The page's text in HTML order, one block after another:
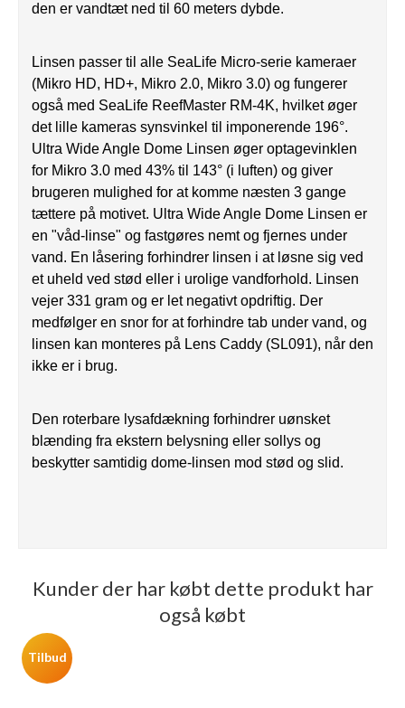
den er vandtæt ned til 60 meters dybde.
Linsen passer til alle SeaLife Micro-serie kameraer
(Mikro HD, HD+, Mikro 2.0, Mikro 3.0) og fungerer
også med SeaLife ReefMaster RM-4K, hvilket øger
det lille kameras synsvinkel til imponerende 196°.
Ultra Wide Angle Dome Linsen øger optagevinklen
for Mikro 3.0 med 43% til 143° (i luften) og giver
brugeren mulighed for at komme næsten 3 gange
tættere på motivet. Ultra Wide Angle Dome Linsen er
en "våd-linse" og fastgøres nemt og fjernes under
vand. En låsering forhindrer linsen i at løsne sig ved
et uheld ved stød eller i urolige vandforhold. Linsen
vejer 331 gram og er let negativt opdriftig. Der
medfølger en snor for at forhindre tab under vand, og
linsen kan monteres på Lens Caddy (SL091), når den
ikke er i brug.
Den roterbare lysafdækning forhindrer uønsket
blænding fra ekstern belysning eller sollys og
beskytter samtidig dome-linsen mod stød og slid.
Kunder der har købt dette produkt har
også købt
Tilbud